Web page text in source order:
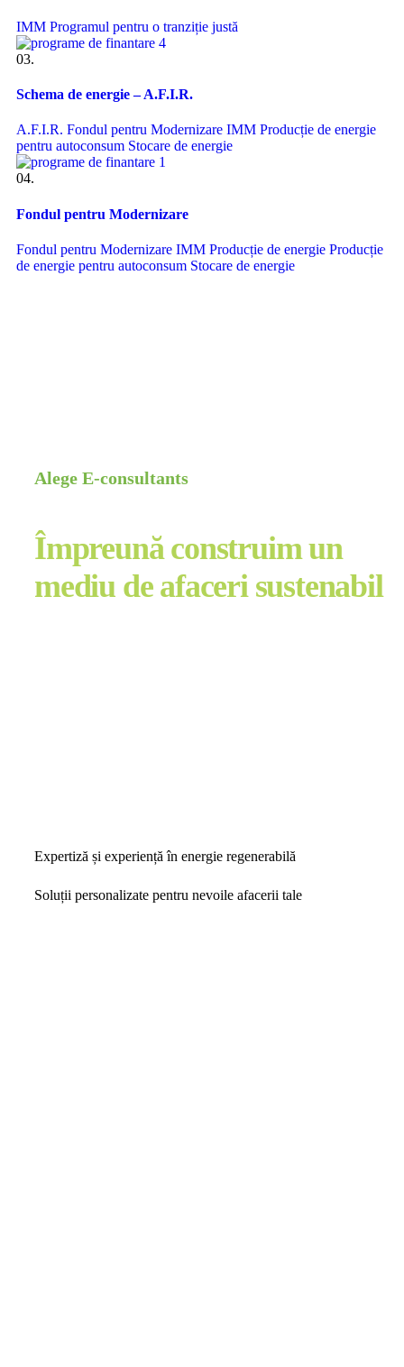
IMM Programul pentru o tranziție justă
03.
Schema de energie – A.F.I.R.
A.F.I.R. Fondul pentru Modernizare IMM Producție de energie
pentru autoconsum Stocare de energie
04.
Fondul pentru Modernizare
Fondul pentru Modernizare IMM Producție de energie Producție
de energie pentru autoconsum Stocare de energie
Alege E-consultants
Împreună construim un
mediu de afaceri sustenabil
Expertiză și experiență în energie regenerabilă
Soluții personalizate pentru nevoile afacerii tale